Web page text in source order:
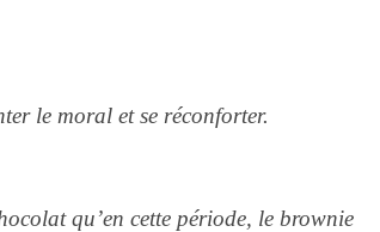
le moral et se réconforter.
qu’en cette période, le brownie